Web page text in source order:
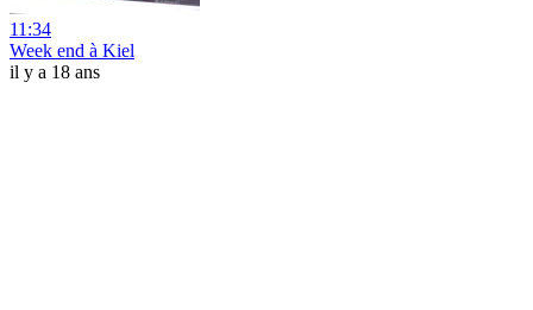
11:34
Week end à Kiel
il y a 18 ans